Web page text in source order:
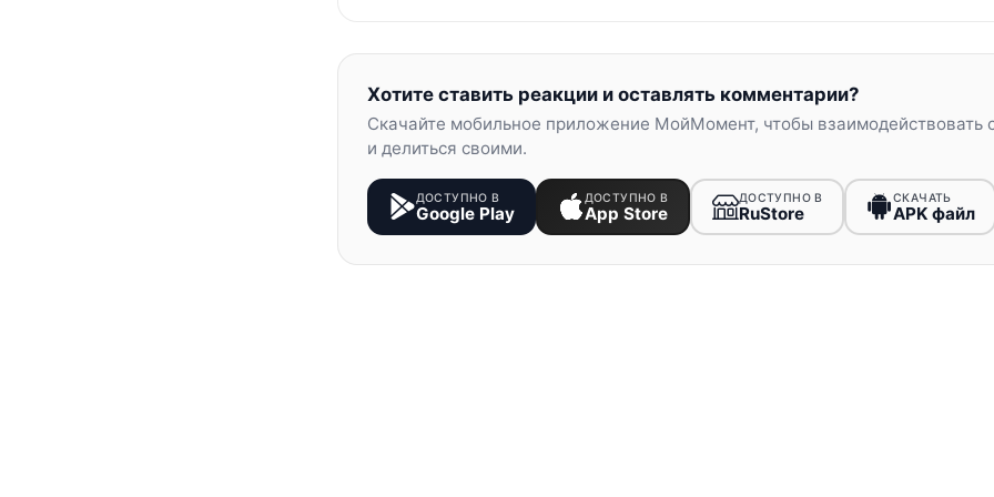
Хотите ставить реакции и оставлять комментарии?
Скачайте мобильное приложение МойМомент, чтобы взаимодействовать
и делиться своими.
ДОСТУПНО В
Google Play
ДОСТУПНО В
App Store
ДОСТУПНО В
RuStore
СКАЧАТЬ
APK файл